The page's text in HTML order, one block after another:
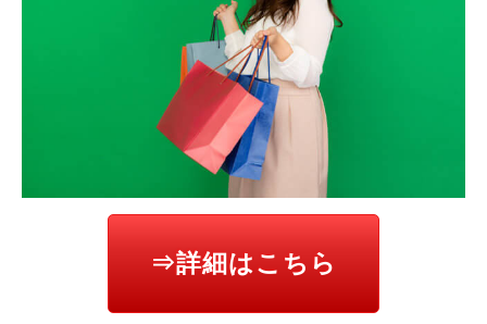
⇒詳細はこちら